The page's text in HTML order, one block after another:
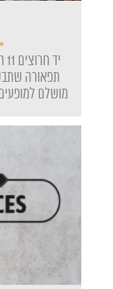
תפאורה
מושלם